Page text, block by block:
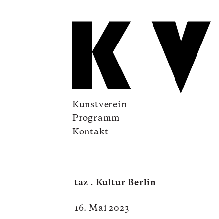
Kunstverein
Programm
Kontakt
taz . Kultur Berlin
16. Mai 2023